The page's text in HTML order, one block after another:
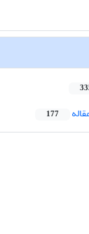
177